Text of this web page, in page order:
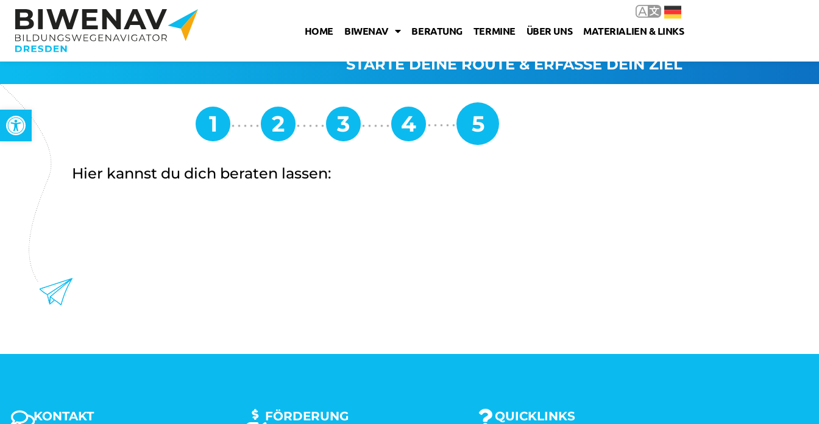
Werkzeugleiste öffnen
HOME BIWENAV BERATUNG TERMINE ÜBER UNS MATERIALIEN & LINKS
STARTE DEINE ROUTE & ERFASSE DEIN ZIEL
Hier kannst du dich beraten lassen:
KONTAKT FÖRDERUNG QUICKLINKS